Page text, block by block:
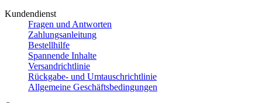
Kundendienst
Fragen und Antworten
Zahlungsanleitung
Bestellhilfe
Spannende Inhalte
Versandrichtlinie
Rückgabe- und Umtauschrichtlinie
Allgemeine Geschäftsbedingungen